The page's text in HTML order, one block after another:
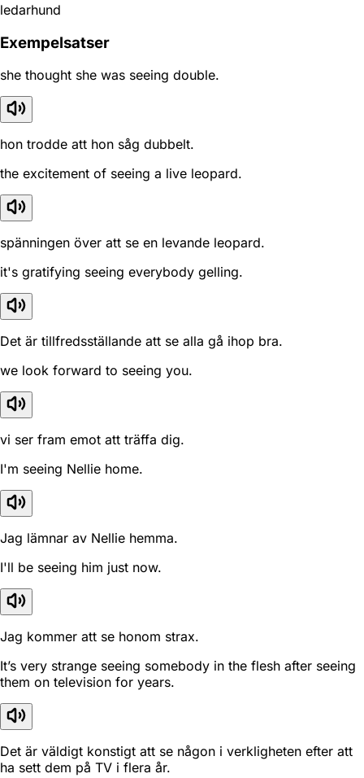
ledarhund
Exempelsatser
she thought she was seeing double.
hon trodde att hon såg dubbelt.
the excitement of seeing a live leopard.
spänningen över att se en levande leopard.
it's gratifying seeing everybody gelling.
Det är tillfredsställande att se alla gå ihop bra.
we look forward to seeing you.
vi ser fram emot att träffa dig.
I'm seeing Nellie home.
Jag lämnar av Nellie hemma.
I'll be seeing him just now.
Jag kommer att se honom strax.
It’s very strange seeing somebody in the flesh after seeing
them on television for years.
Det är väldigt konstigt att se någon i verkligheten efter att
ha sett dem på TV i flera år.